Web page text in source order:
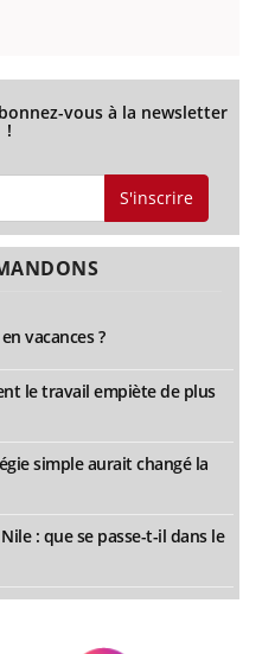
vous à la newsletter
!
S'inscrire
vacances ?
le travail empiète de plus
simple aurait changé la
: que se passe-t-il dans le